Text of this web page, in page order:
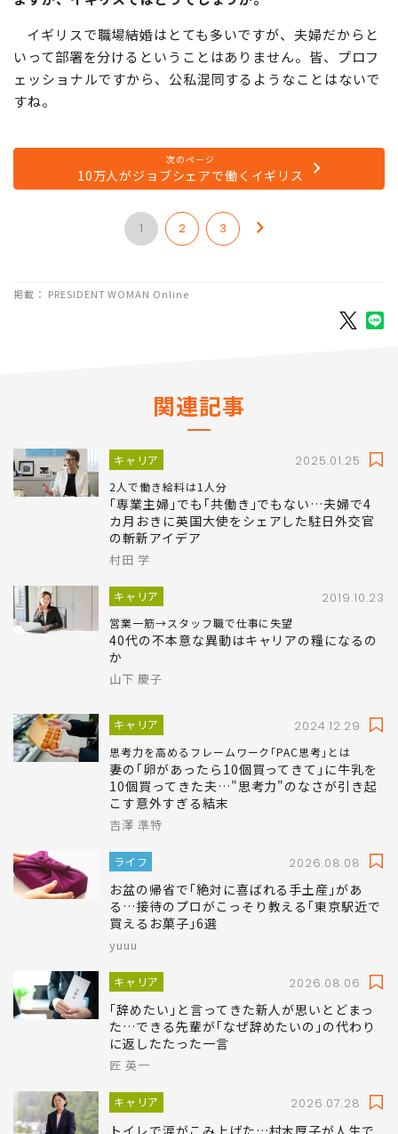
カーターさんとは職場結婚でしたね。日本では職場結婚を
すると、夫婦は部署異動して分けられるようなことがあり
ますが、イギリスではどうでしょうか。
イギリスで職場結婚はとても多いですが、夫婦だからと
いって部署を分けるということはありません。皆、プロフ
次のページ
10万人がジョブシェアで働くイギリス
関連記事
キャリア 2025.01.25
2人で働き給料は1人分
｢専業主婦｣でも｢共働き｣でもない…夫婦で4
の斬新アイデア
村田 学
キャリア
営業一筋→スタッフ職で仕事に失望
か
山下 慶子
キャリア 2024.12.29
思考力を高めるフレームワーク｢PAC思考｣とは
妻の｢卵があったら10個買ってきて｣に牛乳を
こす意外すぎる結末
吉澤 準特
ライフ
お盆の帰省で｢絶対に喜ばれる手土産｣があ
買えるお菓子｣6選
yuuu
キャリア
｢辞めたい｣と言ってきた新人が思いとどまっ
に返したたった一言
匠 英一